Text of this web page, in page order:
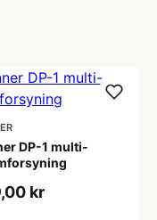
DP-1 multi-
kr